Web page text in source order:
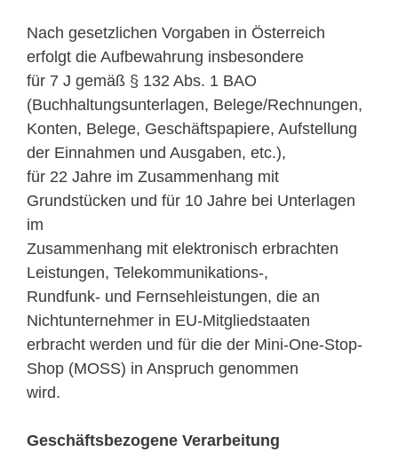
Nach gesetzlichen Vorgaben in Österreich
erfolgt die Aufbewahrung insbesondere
für 7 J gemäß § 132 Abs. 1 BAO
(Buchhaltungsunterlagen, Belege/Rechnungen,
Konten, Belege, Geschäftspapiere, Aufstellung
der Einnahmen und Ausgaben, etc.),
für 22 Jahre im Zusammenhang mit
Grundstücken und für 10 Jahre bei Unterlagen
im
Zusammenhang mit elektronisch erbrachten
Leistungen, Telekommunikations-,
Rundfunk- und Fernsehleistungen, die an
Nichtunternehmer in EU-Mitgliedstaaten
erbracht werden und für die der Mini-One-Stop-
Shop (MOSS) in Anspruch genommen
wird.
Geschäftsbezogene Verarbeitung